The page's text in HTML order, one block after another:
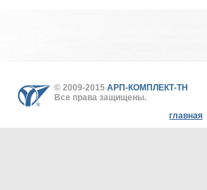
© 2009-2015 АРП-КОМПЛЕКТ-ТН
Все права защищены.
главная